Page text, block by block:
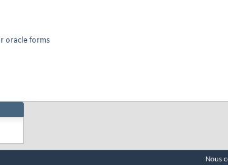
oracle forms
Nous